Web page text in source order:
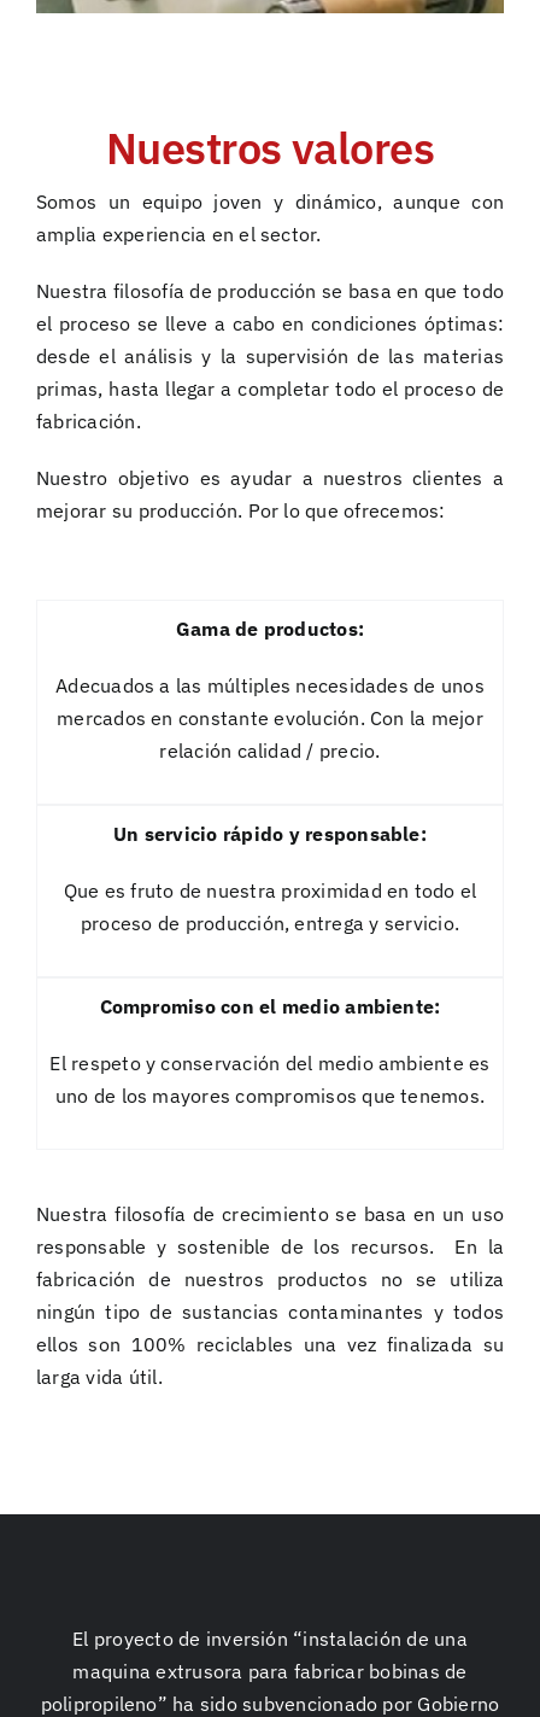
Nuestros valores
Somos un equipo joven y dinámico, aunque con
amplia experiencia en el sector.
Nuestra filosofía de producción se basa en que todo
el proceso se lleve a cabo en condiciones óptimas:
desde el análisis y la supervisión de las materias
primas, hasta llegar a completar todo el proceso de
fabricación.
Nuestro objetivo es ayudar a nuestros clientes a
mejorar su producción. Por lo que ofrecemos:
Gama de productos:
Adecuados a las múltiples necesidades de unos
mercados en constante evolución. Con la mejor
relación calidad / precio.
Un servicio rápido y responsable:
Que es fruto de nuestra proximidad en todo el
proceso de producción, entrega y servicio.
Compromiso con el medio ambiente:
El respeto y conservación del medio ambiente es
uno de los mayores compromisos que tenemos.
Nuestra filosofía de crecimiento se basa en un uso
responsable y sostenible de los recursos. En la
fabricación de nuestros productos no se utiliza
ningún tipo de sustancias contaminantes y todos
ellos son 100% reciclables una vez finalizada su
larga vida útil.
El proyecto de inversión “instalación de una
maquina extrusora para fabricar bobinas de
polipropileno” ha sido subvencionado por Gobierno